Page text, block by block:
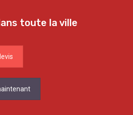
toute la ville